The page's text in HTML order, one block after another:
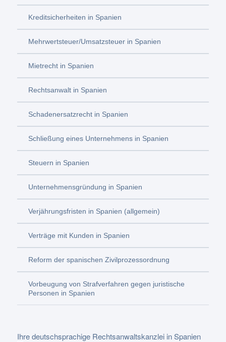
Kreditsicherheiten in Spanien
Mehrwertsteuer/Umsatzsteuer in Spanien
Mietrecht in Spanien
Rechtsanwalt in Spanien
Schadenersatzrecht in Spanien
Schließung eines Unternehmens in Spanien
Steuern in Spanien
Unternehmensgründung in Spanien
Verjährungsfristen in Spanien (allgemein)
Verträge mit Kunden in Spanien
Reform der spanischen Zivilprozessordnung
Vorbeugung von Strafverfahren gegen juristische
Personen in Spanien
Ihre deutschsprachige Rechtsanwaltskanzlei in Spanien